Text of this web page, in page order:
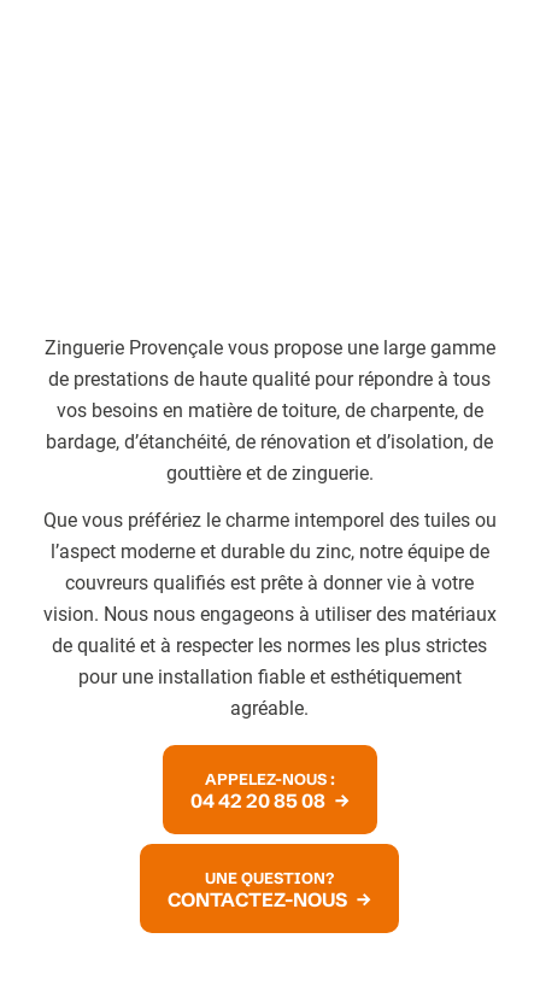
Zinguerie Provençale vous propose une large gamme
de prestations de haute qualité pour répondre à tous
vos besoins en matière de toiture, de charpente, de
bardage, d’étanchéité, de rénovation et d’isolation, de
gouttière et de zinguerie.
Que vous préfériez le charme intemporel des tuiles ou
l’aspect moderne et durable du zinc, notre équipe de
couvreurs qualifiés est prête à donner vie à votre
vision. Nous nous engageons à utiliser des matériaux
de qualité et à respecter les normes les plus strictes
pour une installation fiable et esthétiquement
agréable.
APPELEZ-NOUS :
04 42 20 85 08
UNE QUESTION?
CONTACTEZ-NOUS